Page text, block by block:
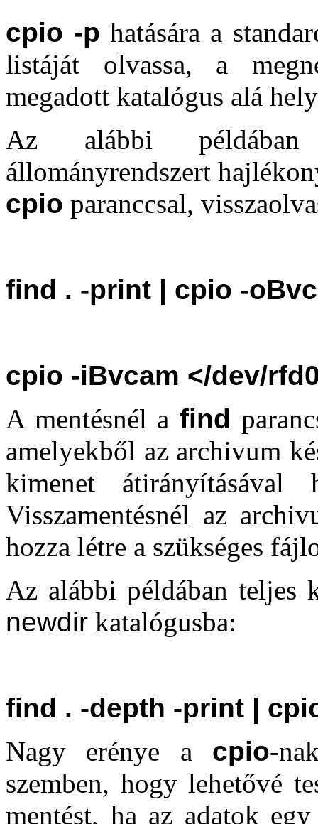
cpio -p hatására a
listáját olvassa, a
megadott katalógus alá
Az alábbi
állományrendszert
cpio paranccsal,
find . -print | cpio -
cpio -iBvcam </dev/
A mentésnél a find
amelyekből az archivum
kimenet átirányításával
Visszamentésnél az
hozza létre a szükséges
Az alábbi példában teljes
newdir katalógusba:
find . -depth -print |
Nagy erénye a cpio-
szemben, hogy lehetővé
mentést, ha az adatok